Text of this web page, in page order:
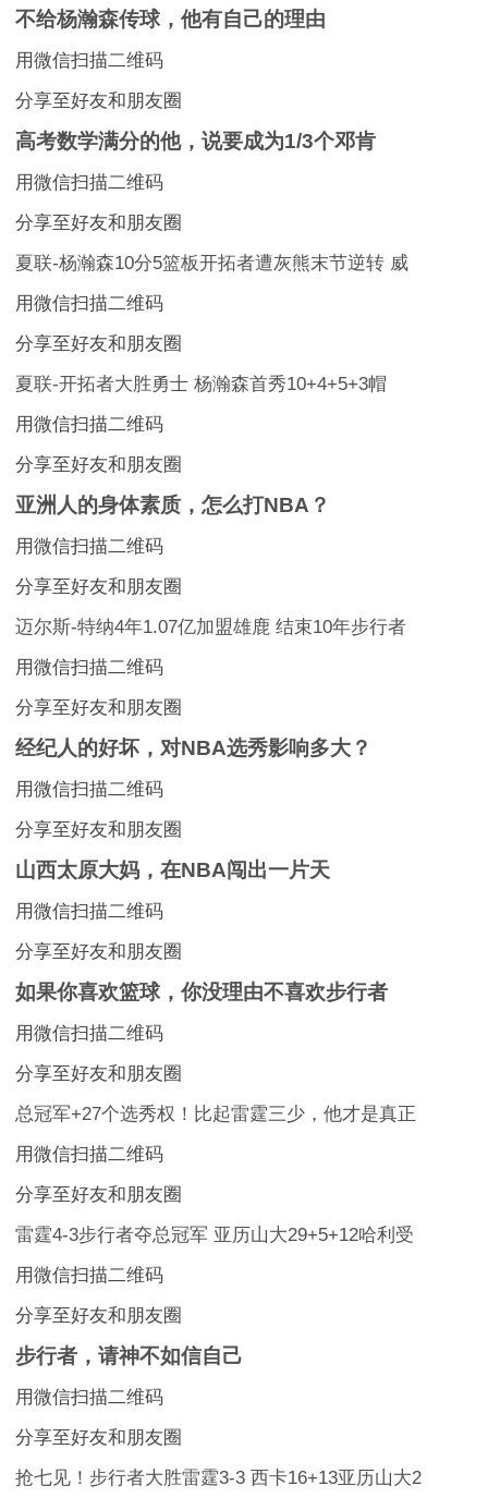
不给杨瀚森传球，他有自己的理由
用微信扫描二维码
分享至好友和朋友圈
高考数学满分的他，说要成为1/3个邓肯
用微信扫描二维码
分享至好友和朋友圈
夏联-杨瀚森10分5篮板开拓者遭灰熊末节逆转 威
用微信扫描二维码
分享至好友和朋友圈
夏联-开拓者大胜勇士 杨瀚森首秀10+4+5+3帽
用微信扫描二维码
分享至好友和朋友圈
亚洲人的身体素质，怎么打NBA？
用微信扫描二维码
分享至好友和朋友圈
迈尔斯-特纳4年1.07亿加盟雄鹿 结束10年步行者
用微信扫描二维码
分享至好友和朋友圈
经纪人的好坏，对NBA选秀影响多大？
用微信扫描二维码
分享至好友和朋友圈
山西太原大妈，在NBA闯出一片天
用微信扫描二维码
分享至好友和朋友圈
如果你喜欢篮球，你没理由不喜欢步行者
用微信扫描二维码
分享至好友和朋友圈
总冠军+27个选秀权！比起雷霆三少，他才是真正
用微信扫描二维码
分享至好友和朋友圈
雷霆4-3步行者夺总冠军 亚历山大29+5+12哈利受
用微信扫描二维码
分享至好友和朋友圈
步行者，请神不如信自己
用微信扫描二维码
分享至好友和朋友圈
抢七见！步行者大胜雷霆3-3 西卡16+13亚历山大2